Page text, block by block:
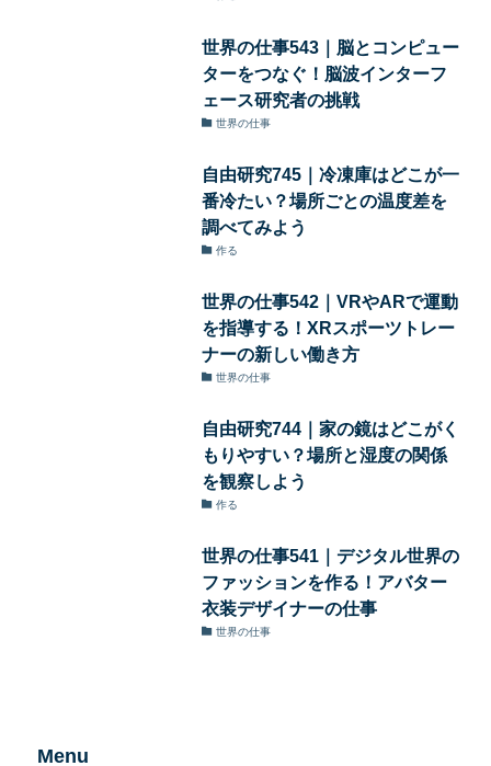
世界の仕事543｜脳とコンピュー
ターをつなぐ！脳波インターフ
ェース研究者の挑戦
世界の仕事
自由研究745｜冷凍庫はどこが一
番冷たい？場所ごとの温度差を
調べてみよう
作る
世界の仕事542｜VRやARで運動
を指導する！XRスポーツトレー
ナーの新しい働き方
世界の仕事
自由研究744｜家の鏡はどこがく
もりやすい？場所と湿度の関係
を観察しよう
作る
世界の仕事541｜デジタル世界の
ファッションを作る！アバター
衣装デザイナーの仕事
世界の仕事
Menu